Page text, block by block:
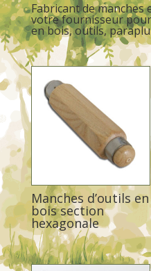
Fabricant de
votre fournisseur
en bois, outils,
Manches d’outils en
bois section
hexagonale